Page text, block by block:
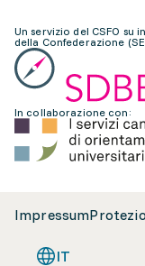
Un servizio del CSFO su
della Confederazione
In collaborazione con:
Impressum
IT